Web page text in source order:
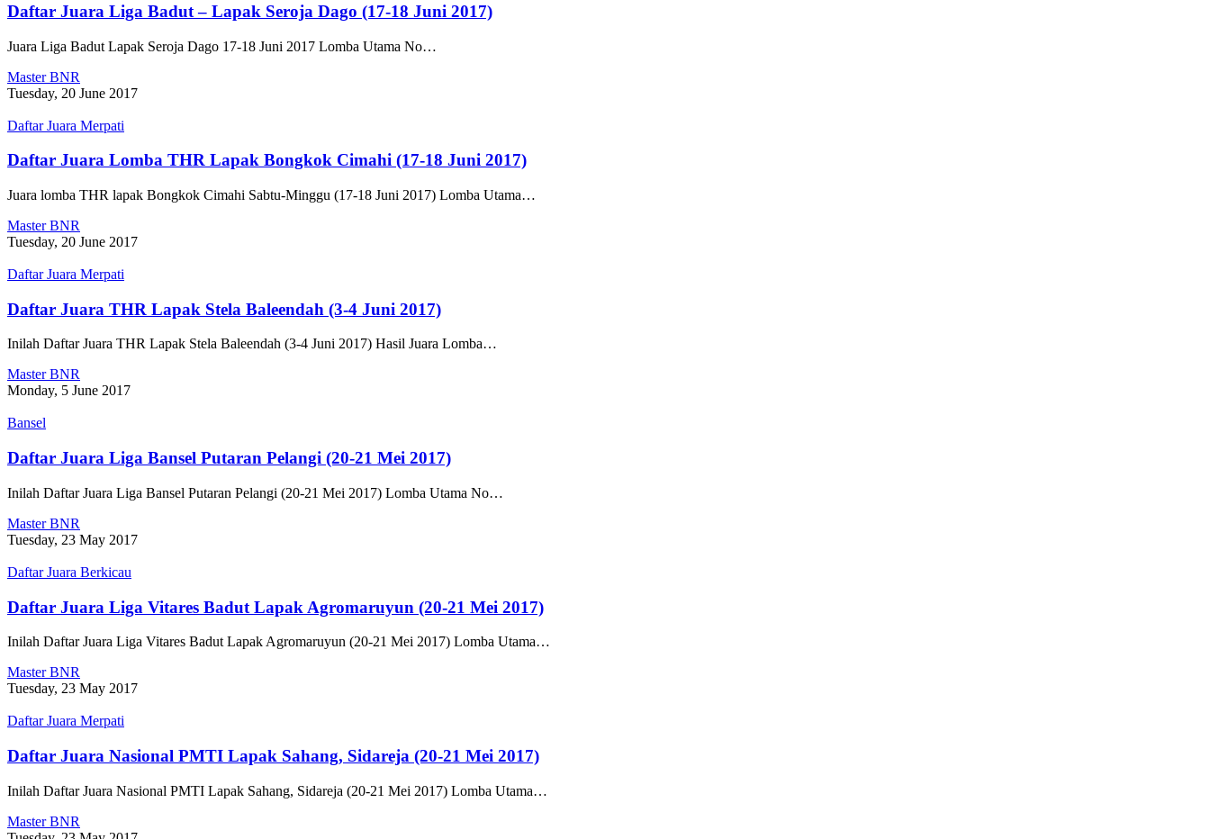
Daftar Juara Liga Badut – Lapak Seroja Dago (17-18 Juni 2017)
Juara Liga Badut Lapak Seroja Dago 17-18 Juni 2017 Lomba Utama No…
Master BNR
Tuesday, 20 June 2017
Daftar Juara Merpati
Daftar Juara Lomba THR Lapak Bongkok Cimahi (17-18 Juni 2017)
Juara lomba THR lapak Bongkok Cimahi Sabtu-Minggu (17-18 Juni 2017) Lomba Utama…
Master BNR
Tuesday, 20 June 2017
Daftar Juara Merpati
Daftar Juara THR Lapak Stela Baleendah (3-4 Juni 2017)
Inilah Daftar Juara THR Lapak Stela Baleendah (3-4 Juni 2017) Hasil Juara Lomba…
Master BNR
Monday, 5 June 2017
Bansel
Daftar Juara Liga Bansel Putaran Pelangi (20-21 Mei 2017)
Inilah Daftar Juara Liga Bansel Putaran Pelangi (20-21 Mei 2017) Lomba Utama No…
Master BNR
Tuesday, 23 May 2017
Daftar Juara Berkicau
Daftar Juara Liga Vitares Badut Lapak Agromaruyun (20-21 Mei 2017)
Inilah Daftar Juara Liga Vitares Badut Lapak Agromaruyun (20-21 Mei 2017) Lomba Utama…
Master BNR
Tuesday, 23 May 2017
Daftar Juara Merpati
Daftar Juara Nasional PMTI Lapak Sahang, Sidareja (20-21 Mei 2017)
Inilah Daftar Juara Nasional PMTI Lapak Sahang, Sidareja (20-21 Mei 2017) Lomba Utama…
Master BNR